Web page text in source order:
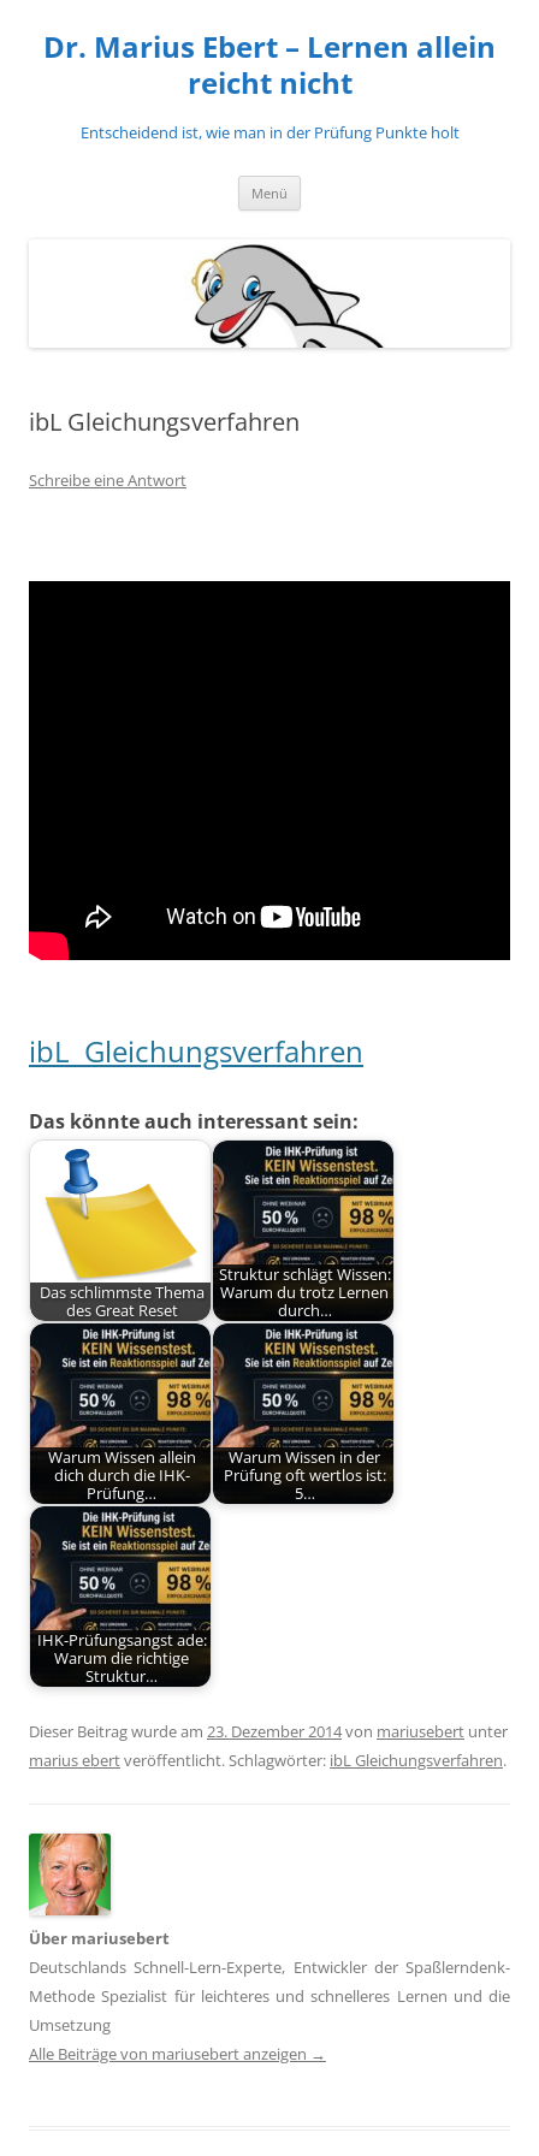
springen
Dr. Marius Ebert – Lernen allein
reicht nicht
Entscheidend ist, wie man in der Prüfung Punkte holt
Menü
ibL Gleichungsverfahren
Schreibe eine Antwort
ibL Gleichungsverfahren
Das könnte auch interessant sein:
Das schlimmste Thema
des Great Reset
Struktur schlägt Wissen:
Warum du trotz Lernen
durch…
Warum Wissen allein
dich durch die IHK-
Prüfung…
Warum Wissen in der
Prüfung oft wertlos ist:
5…
IHK-Prüfungsangst ade:
Warum die richtige
Struktur…
Dieser Beitrag wurde am 23. Dezember 2014von mariusebert unter
marius ebertveröffentlicht. Schlagwörter: ibL Gleichungsverfahren.
Über mariusebert
Deutschlands Schnell-Lern-Experte, Entwickler der Spaßlerndenk-
Methode Spezialist für leichteres und schnelleres Lernen und die
Umsetzung
Alle Beiträge von mariusebert anzeigen →